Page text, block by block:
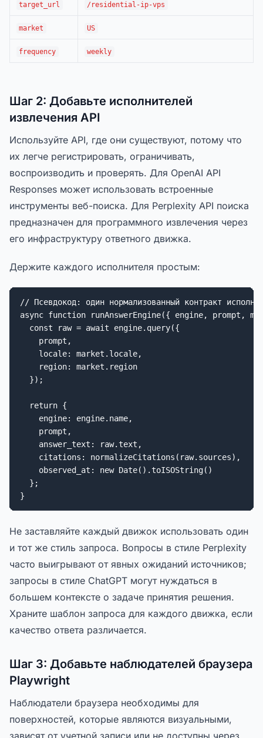
target_url /residential-ip-vps
market US
frequency weekly
Шаг 2: Добавьте исполнителей
извлечения API
Используйте API, где они существуют, потому что
их легче регистрировать, ограничивать,
воспроизводить и проверять. Для OpenAI API
Responses может использовать встроенные
инструменты веб-поиска. Для Perplexity API поиска
предназначен для программного извлечения через
его инфраструктуру ответного движка.
Держите каждого исполнителя простым:
// Псевдокод: один нормализованный контракт
async function runAnswerEngine({ engine, prompt,
  const raw = await engine.query({
    prompt,
    locale: market.locale,
    region: market.region
  });
  return {
    engine: engine.name,
    prompt,
    answer_text: raw.text,
    citations: normalizeCitations(raw.sources),
    observed_at: new Date().toISOString()
  };
}
Не заставляйте каждый движок использовать один
и тот же стиль запроса. Вопросы в стиле Perplexity
часто выигрывают от явных ожиданий источников;
запросы в стиле ChatGPT могут нуждаться в
большем контексте о задаче принятия решения.
Храните шаблон запроса для каждого движка, если
качество ответа различается.
Шаг 3: Добавьте наблюдателей браузера
Playwright
Наблюдатели браузера необходимы для
поверхностей, которые являются визуальными,
зависят от учетной записи или не доступны через